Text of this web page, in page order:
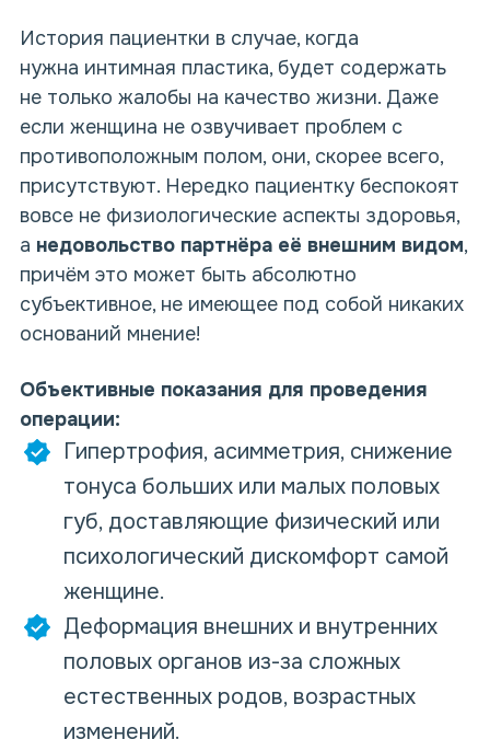
История пациентки в случае, когда
нужна интимная пластика, будет содержать
не только жалобы на качество жизни. Даже
если женщина не озвучивает проблем с
противоположным полом, они, скорее всего,
присутствуют. Нередко пациентку беспокоят
вовсе не физиологические аспекты здоровья,
а недовольство партнёра её внешним видом,
причём это может быть абсолютно
субъективное, не имеющее под собой никаких
оснований мнение!
Объективные показания для проведения
операции:
Гипертрофия, асимметрия, снижение
тонуса больших или малых половых
губ, доставляющие физический или
психологический дискомфорт самой
женщине.
Деформация внешних и внутренних
половых органов из-за сложных
естественных родов, возрастных
изменений.